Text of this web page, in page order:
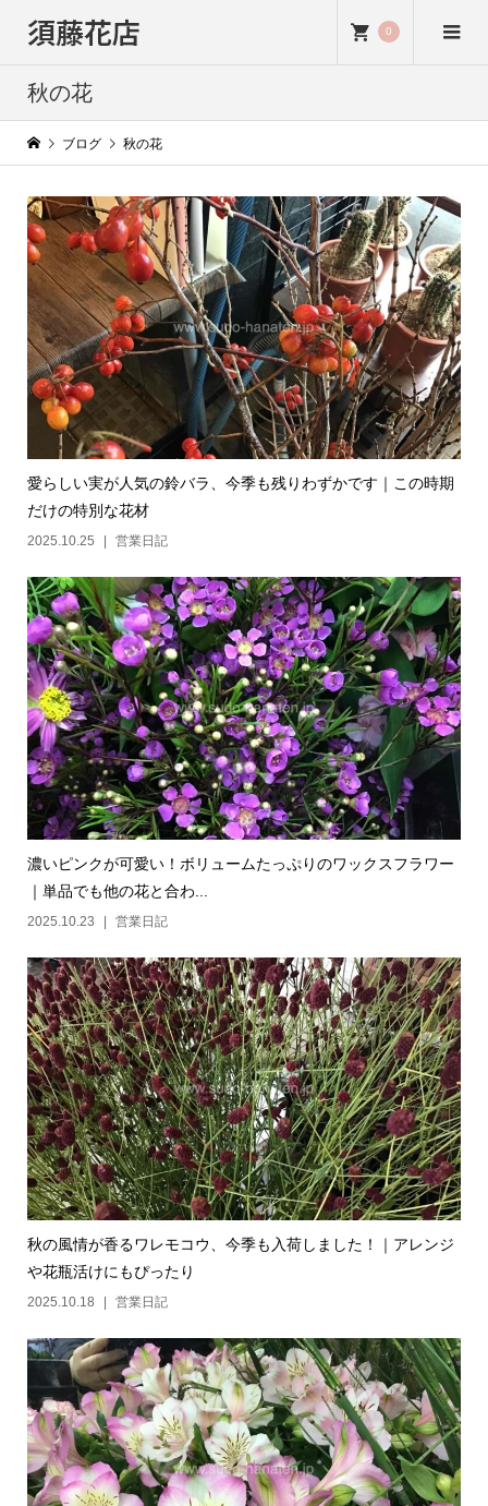
須藤花店 0
秋の花
ブログ 秋の花
愛らしい実が人気の鈴バラ、今季も残りわずかです｜この時期
だけの特別な花材
2025.10.25 営業日記
濃いピンクが可愛い！ボリュームたっぷりのワックスフラワー
｜単品でも他の花と合わ...
2025.10.23 営業日記
秋の風情が香るワレモコウ、今季も入荷しました！｜アレンジ
や花瓶活けにもぴったり
2025.10.18 営業日記